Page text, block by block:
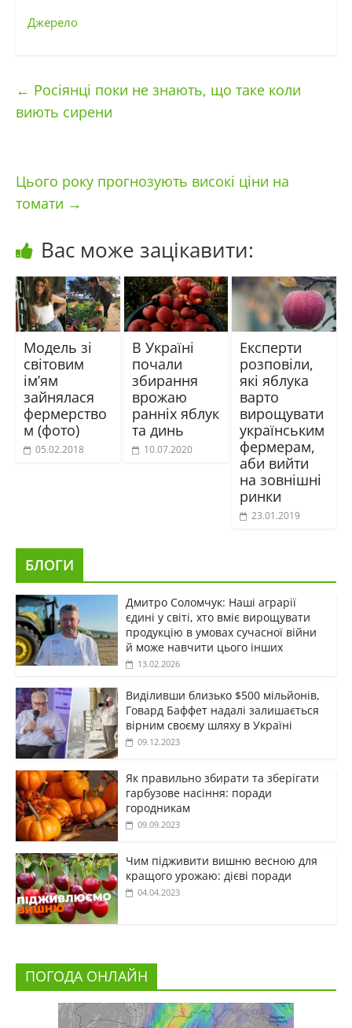
Джерело
← Росіянці поки не знають, що таке коли
виють сирени
Цього року прогнозують високі ціни на
томати →
Вас може зацікавити:
Модель зі
світовим
ім’ям
зайнялася
фермерство
м (фото)
05.02.2018
В Україні
почали
збирання
врожаю
ранніх яблук
та динь
10.07.2020
Експерти
розповіли,
які яблука
варто
вирощувати
українським
фермерам,
аби вийти
на зовнішні
ринки
23.01.2019
БЛОГИ
Дмитро Соломчук: Наші аграрії
єдині у світі, хто вміє вирощувати
продукцію в умовах сучасної війни
й може навчити цього інших
13.02.2026
Виділивши близько $500 мільйонів,
Говард Баффет надалі залишається
вірним своєму шляху в Україні
09.12.2023
Як правильно збирати та зберігати
гарбузове насіння: поради
городникам
09.09.2023
Чим підживити вишню весною для
кращого урожаю: дієві поради
04.04.2023
ПОГОДА ОНЛАЙН